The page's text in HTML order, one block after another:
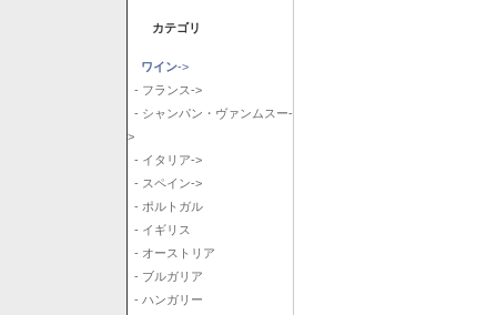
カテゴリ
ワイン->
- フランス->
- シャンパン・ヴァンムスー-
>
- イタリア->
- スペイン->
- ポルトガル
- イギリス
- オーストリア
- ブルガリア
- ハンガリー